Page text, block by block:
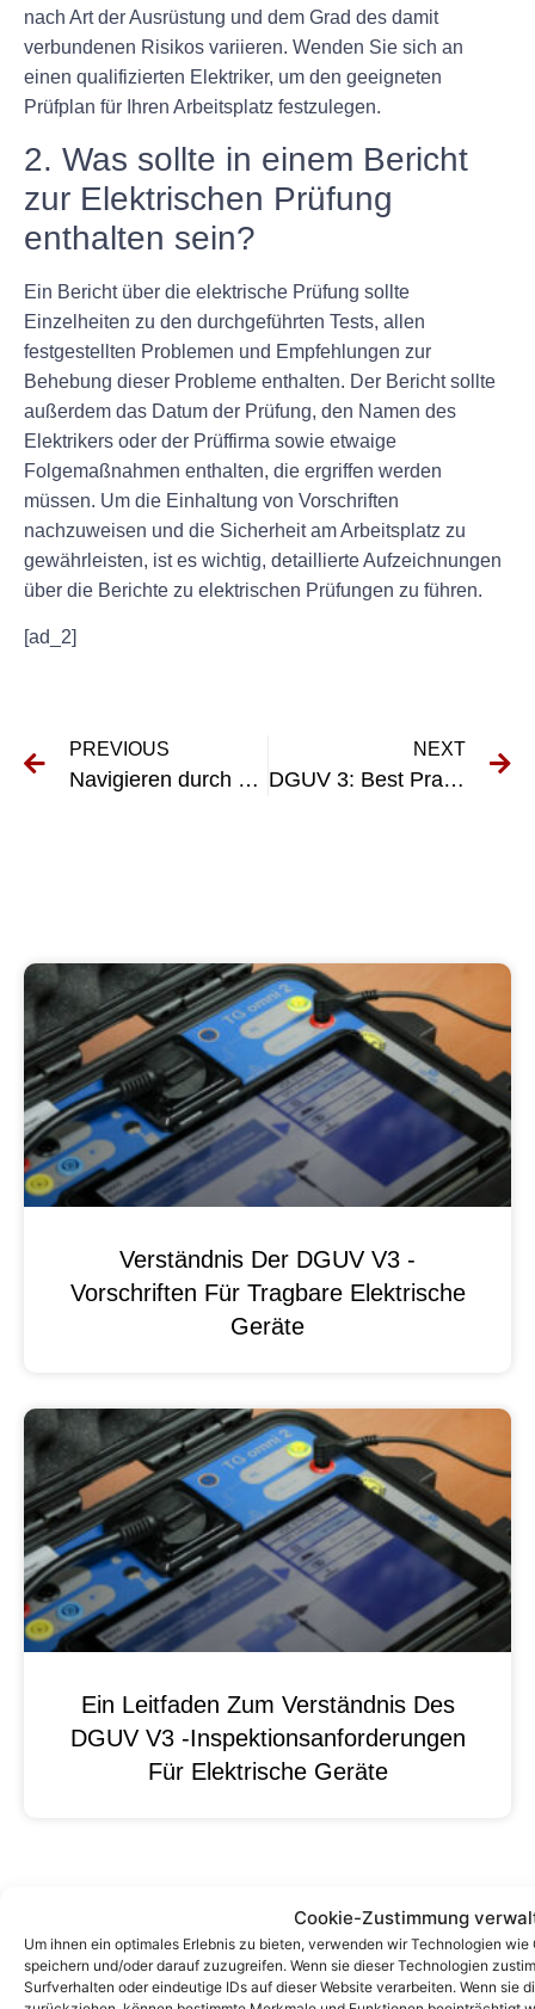
Cookie-Zustimmung
Um ihnen ein optimales Erlebnis zu bieten, verwenden wir Technologien
speichern und/oder darauf zuzugreifen. Wenn sie dieser Technologien
Surfverhalten oder eindeutige IDs auf dieser Website verarbeiten. Wenn sie
nach Art der Ausrüstung und dem Grad des damit
verbundenen Risikos variieren. Wenden Sie sich an
einen qualifizierten Elektriker, um den geeigneten
Prüfplan für Ihren Arbeitsplatz festzulegen.
2. Was sollte in einem Bericht
zur Elektrischen Prüfung
enthalten sein?
Ein Bericht über die elektrische Prüfung sollte
Einzelheiten zu den durchgeführten Tests, allen
festgestellten Problemen und Empfehlungen zur
Behebung dieser Probleme enthalten. Der Bericht sollte
außerdem das Datum der Prüfung, den Namen des
Elektrikers oder der Prüffirma sowie etwaige
Folgemaßnahmen enthalten, die ergriffen werden
müssen. Um die Einhaltung von Vorschriften
nachzuweisen und die Sicherheit am Arbeitsplatz zu
gewährleisten, ist es wichtig, detaillierte Aufzeichnungen
über die Berichte zu elektrischen Prüfungen zu führen.
[ad_2]
PREVIOUS
Navigieren durch die Komplexität von EN 62353: Best Practices für die Einhaltung
NEXT
DGUV 3: Best Practices für den Umgang mit ortsveränderlichen Betriebsmitteln am Arbeitsplatz
Verständnis Der DGUV V3 -
Vorschriften Für Tragbare Elektrische
Geräte
Ein Leitfaden Zum Verständnis Des
DGUV V3 -Inspektionsanforderungen
Für Elektrische Geräte